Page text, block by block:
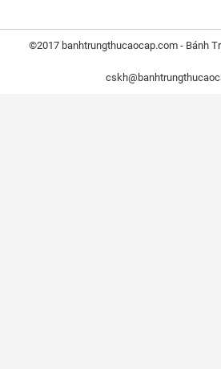
©2017 banhtrungthucaocap.com - Bánh